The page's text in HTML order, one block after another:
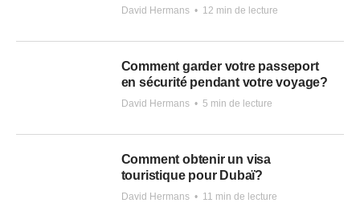
David Hermans • 12 min de lecture
Comment garder votre passeport
en sécurité pendant votre voyage?
David Hermans • 5 min de lecture
Comment obtenir un visa
touristique pour Dubaï?
David Hermans • 11 min de lecture